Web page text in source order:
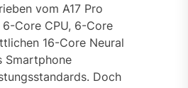
vom A17 Pro
Core CPU, 6-Core
16-Core Neural
Smartphone
Doch